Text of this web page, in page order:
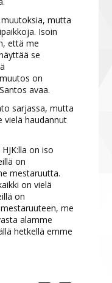
mutta
Isoin
että me
se
on
avaa.
sarjassa, mutta
vielä haudannut
on iso
on
mestaruutta.
on vielä
on
me
alamme
hetkellä emme